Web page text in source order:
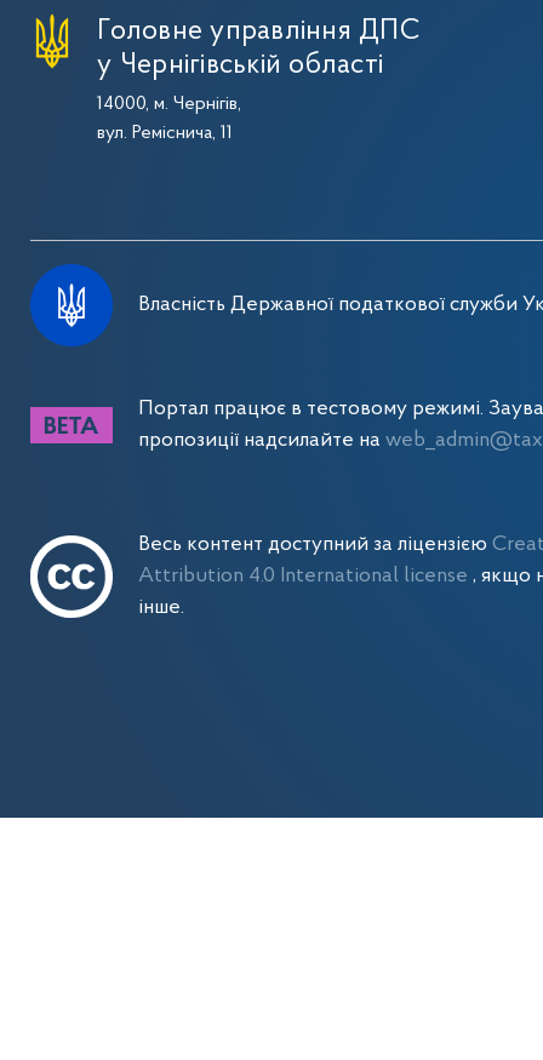
Головне управління ДПС
у Чернігівській області
14000, м. Чернігів,
вул. Реміснича, 11
Власність Державної податкової служби
Портал працює в тестовому режимі.
пропозиції надсилайте на
Весь контент доступний за ліцензією
Attribution 4.0 International license, якщо
інше.